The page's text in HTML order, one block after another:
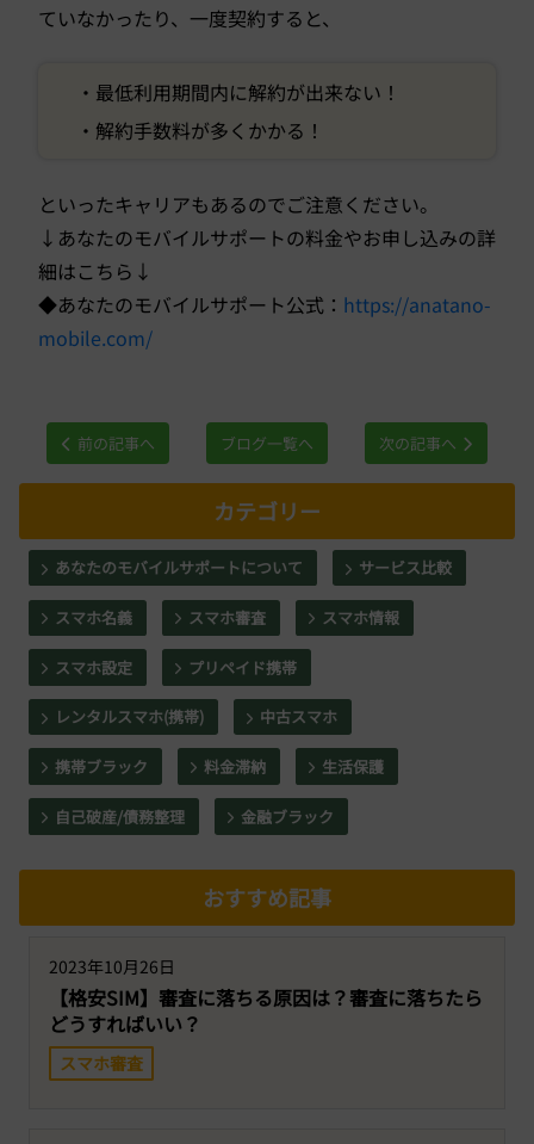
ていなかったり、一度契約すると、
・最低利用期間内に解約が出来ない！
・解約手数料が多くかかる！
といったキャリアもあるのでご注意ください。
↓あなたのモバイルサポートの料金やお申し込みの詳
細はこちら↓
◆あなたのモバイルサポート公式： https://anatano-
mobile.com/
前の記事へ ブログ一覧へ 次の記事へ
カテゴリー
あなたのモバイルサポートについて サービス比較
スマホ名義 スマホ審査 スマホ情報
スマホ設定 プリペイド携帯
レンタルスマホ(携帯) 中古スマホ
携帯ブラック 料金滞納 生活保護
自己破産/債務整理 金融ブラック
おすすめ記事
2023年10月26日
【格安SIM】審査に落ちる原因は？審査に落ちたら
どうすればいい？
スマホ審査